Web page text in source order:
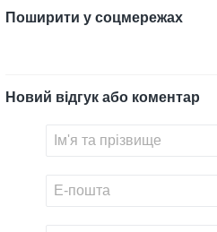
Поширити у соцмережах
Новий відгук або коментар